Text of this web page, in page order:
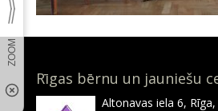
Rīgas bērnu un jauniešu
Altonavas iela 6, Rīga,